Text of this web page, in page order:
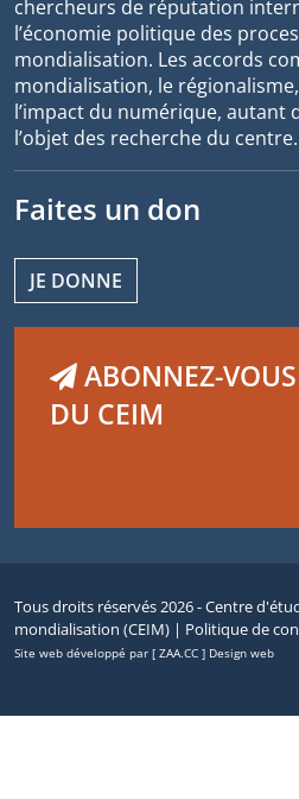
chercheurs de réputation
l’économie politique des
mondialisation. Les accords
mondialisation, le
l’impact du numérique, autant
l’objet des recherche du centre.
Faites un don
JE DONNE
ABONNEZ-
DU CEIM
Tous droits réservés 2026 - Centre
mondialisation (CEIM) | Politique de
Site web développé par [ ZAA.CC ] Design web